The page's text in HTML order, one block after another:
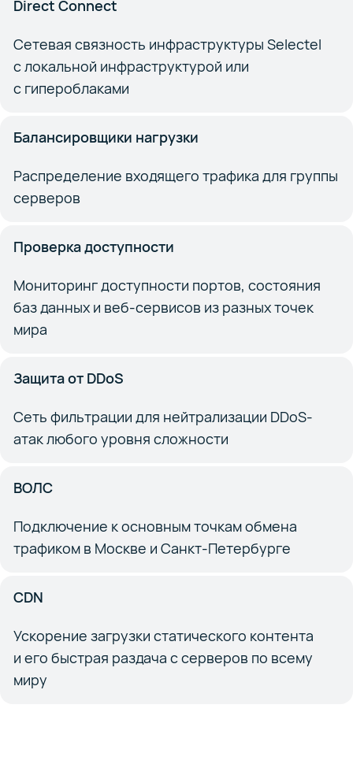
Direct Connect
Сетевая связность инфраструктуры Selectel
с локальной инфраструктурой или
с гипероблаками
Балансировщики нагрузки
Распределение входящего трафика для группы
серверов
Проверка доступности
Мониторинг доступности портов, состояния
баз данных и веб-сервисов из разных точек
мира
Защита от DDoS
Сеть фильтрации для нейтрализации DDoS-
атак любого уровня сложности
ВОЛС
Подключение к основным точкам обмена
трафиком в Москве и Санкт-Петербурге
CDN
Ускорение загрузки статического контента
и его быстрая раздача с серверов по всему
миру